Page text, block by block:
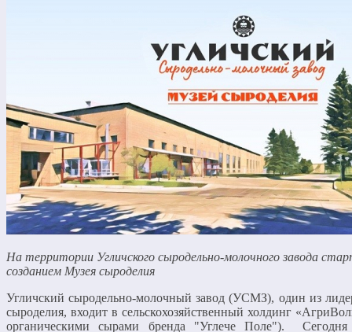
На территории Угличского сыродельно-молочного завода
созданием Музея сыроделия
Угличский сыродельно-молочный завод (УСМЗ), один из
сыроделия, входит в сельскохозяйственный холдинг
органическими сырами бренда "Углече Поле").